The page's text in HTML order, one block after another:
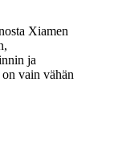
Xiamen
ja
vain vähän